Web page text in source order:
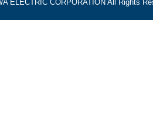
ELECTRIC CORPORATION All Rights